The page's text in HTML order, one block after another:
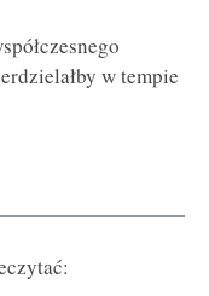
w tempie